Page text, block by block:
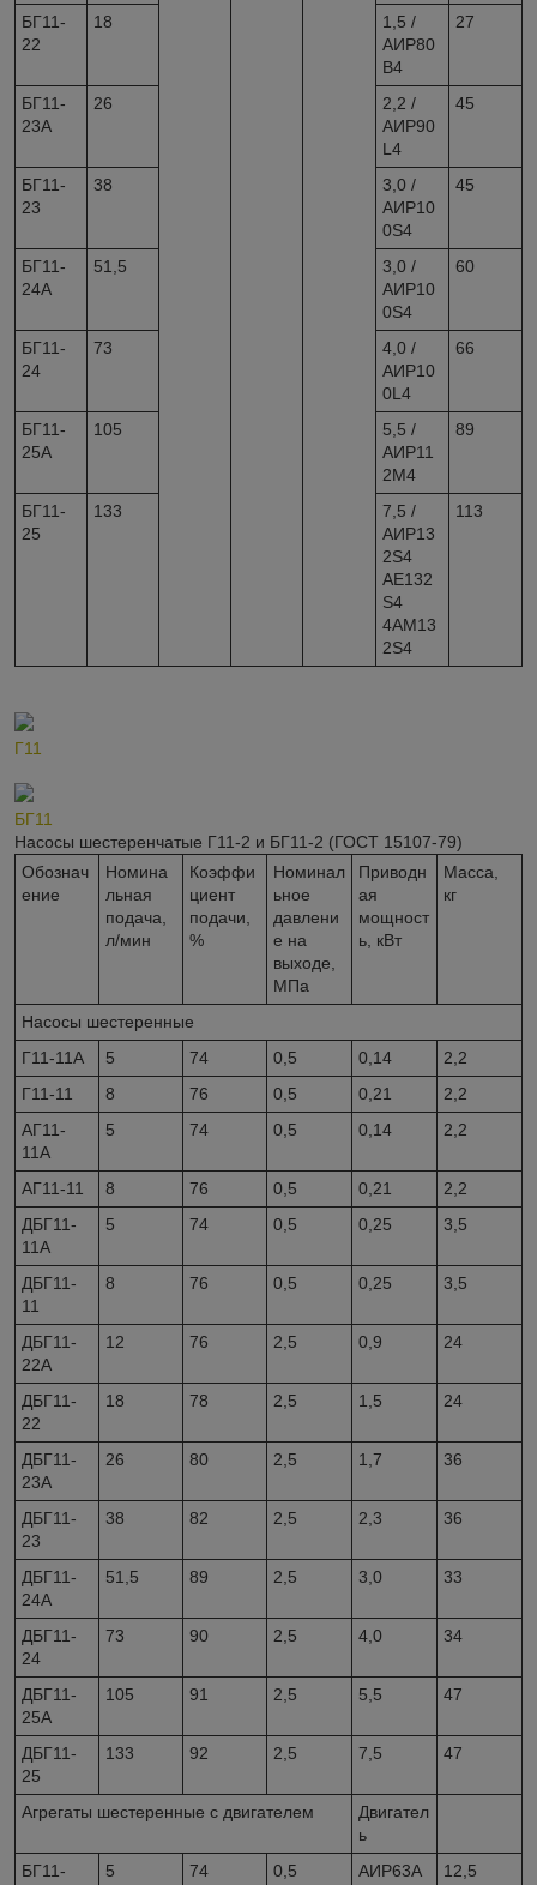
БГ11-
22
18
1,5 /
АИР80
В4
27
БГ11-
23А
26
2,2 /
АИР90
L4
45
БГ11-
23
38
3,0 /
АИР10
0S4
45
БГ11-
24А
51,5
3,0 /
АИР10
0S4
60
БГ11-
24
73
4,0 /
АИР10
0L4
66
БГ11-
25А
105
5,5 /
АИР11
2M4
89
БГ11-
25
133
7,5 /
АИР13
2S4
АE132
S4
4АM13
2S4
113
Г11
БГ11
Насосы шестеренчатые Г11-2 и БГ11-2 (ГОСТ 15107-79)
Обознач
ение
Номина
льная
подача,
л/мин
Коэффи
циент
подачи,
%
Номинал
ьное
давлени
е на
выходе,
МПа
Приводн
ая
мощност
ь, кВт
Масса,
кг
Насосы шестеренные
Г11-11А
5 74 0,5 0,14
2,2
Г11-11
8 76 0,5 0,21
2,2
АГ11-
11А
5 74 0,5 0,14 2,2
АГ11-11 8 76 0,5 0,21
2,2
ДБГ11-
11А
5 74 0,5 0,25 3,5
ДБГ11-
11
8 76 0,5 0,25 3,5
ДБГ11-
22А
12 76 2,5 0,9 24
ДБГ11-
22
18 78 2,5 1,5 24
ДБГ11-
23А
26 80 2,5 1,7 36
ДБГ11-
23
38 82 2,5 2,3 36
ДБГ11-
24А
51,5 89 2,5 3,0 33
ДБГ11-
24
73 90 2,5 4,0 34
ДБГ11-
25А
105 91 2,5 5,5 47
ДБГ11-
25
133 92 2,5 7,5 47
Агрегаты шестеренные с двигателем
Двигател
ь
БГ11-
5 74 0,5
АИР63А
12,5